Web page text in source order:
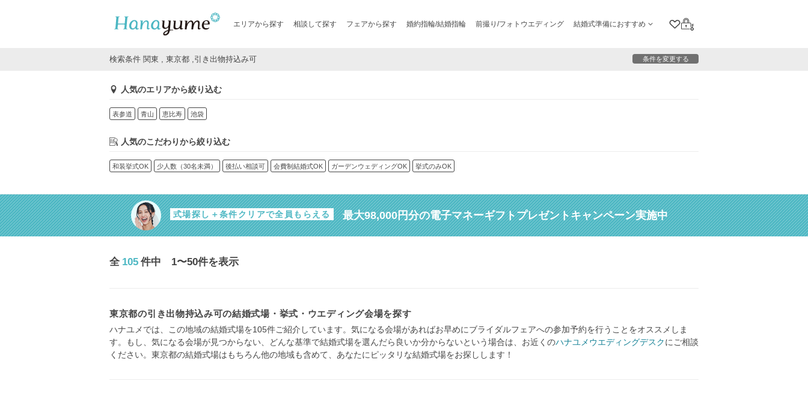
エリアから探す 相談して探す フェアから探す 婚約指輪/結婚指輪 前撮り/フォトウエディング 結婚式準備におすすめ
クリップリスト
ログイン
検索条件 関東 , 東京都 ,引き出物持込み可 条件を変更する
人気のエリアから絞り込む
表参道 青山 恵比寿 池袋
人気のこだわりから絞り込む
和装挙式OK 少人数（30名未満） 後払い相談可 会費制結婚式OK ガーデンウェディングOK 挙式のみOK
式場探し＋条件クリアで全員もらえる 最大98,000円分の電子マネーギフトプレゼントキャンペーン実施中
全 105 件中 1〜50件を表示
東京都の引き出物持込み可の結婚式場・挙式・ウエディング会場を探す
ハナユメでは、この地域の結婚式場を105件ご紹介しています。気になる会場があればお早めにブライダルフェアへの参加予約を行うことをオススメしま
す。もし、気になる会場が見つからない、どんな基準で結婚式場を選んだら良いか分からないという場合は、お近くのハナユメウエディングデスクにご相談
ください。東京都の結婚式場はもちろん他の地域も含めて、あなたにピッタリな結婚式場をお探しします！